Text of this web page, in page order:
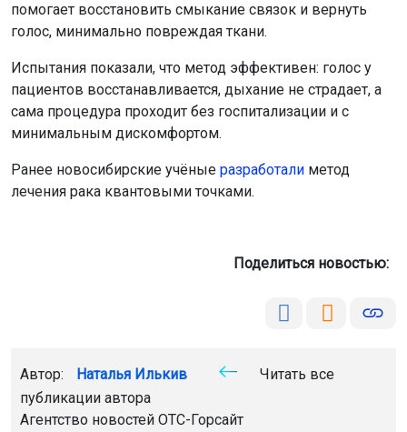
помогает восстановить смыкание связок и вернуть
голос, минимально повреждая ткани.
Испытания показали, что метод эффективен: голос у
пациентов восстанавливается, дыхание не страдает, а
сама процедура проходит без госпитализации и с
минимальным дискомфортом.
Ранее новосибирские учёные разработали метод
лечения рака квантовыми точками.
Поделиться новостью:
Автор: Наталья Илькив
Читать все
публикации автора
Агентство новостей ОТС-Горсайт